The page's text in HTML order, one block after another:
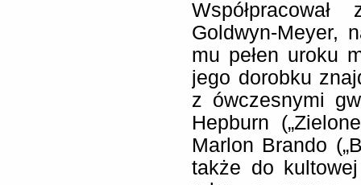
Goldwyn-Meyer,
mu pełen uroku
jego dorobku
z ówczesnymi
Hepburn
Marlon Brando
także do